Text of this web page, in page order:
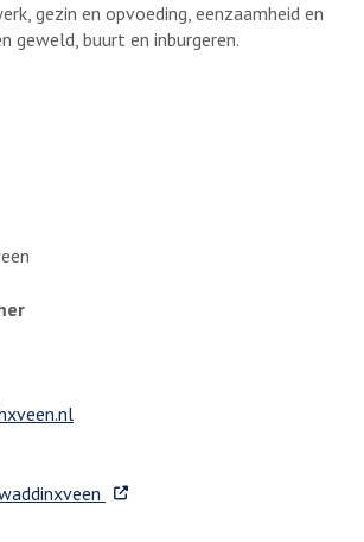
gezin en opvoeding, eenzaamheid en
geweld, buurt en inburgeren.
. Externe link